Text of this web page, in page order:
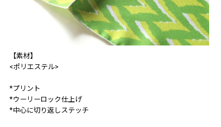
【素材】
<ポリエステル>
*プリント
*ウーリーロック仕上げ
*中心に切り返しステッチ